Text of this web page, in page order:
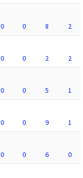
0 0 8
2
0 0 2
2
0 0 5
1
0 0 9
1
0 0 6
0